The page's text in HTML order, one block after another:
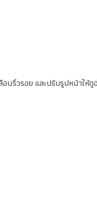
นริ้วรอย และปรับรูปหน้าให้ดู